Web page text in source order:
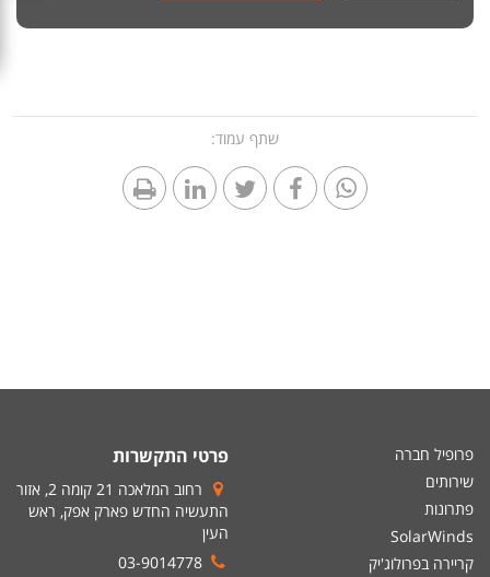
שתף עמוד:
פרופיל חברה
שירותים
פתרונות
SolarWinds
קריירה בפרולוג'יק
פרטי התקשרות
רחוב המלאכה 21 קומה 2, אזור
התעשיה החדש פארק אפק, ראש
העין
03-9014778